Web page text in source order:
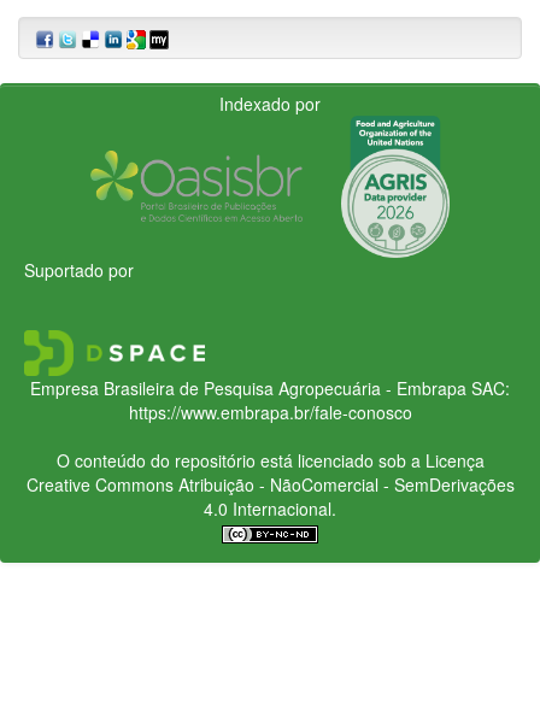
Indexado por
Suportado por
Empresa Brasileira de Pesquisa Agropecuária - Embrapa SAC:
https://www.embrapa.br/fale-conosco
O conteúdo do repositório está licenciado sob a Licença
Creative CommonsAtribuição - NãoComercial - SemDerivações
4.0 Internacional.